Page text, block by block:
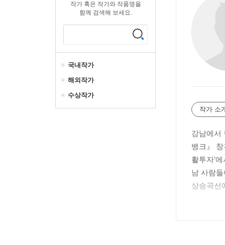
작가 혹은 작가와 작품명을
함께 검색해 보세요.
국내작가
해외작가
수상작가
작가 소
강남에서
뱅크』
활투자’
남 사람
상승곡선